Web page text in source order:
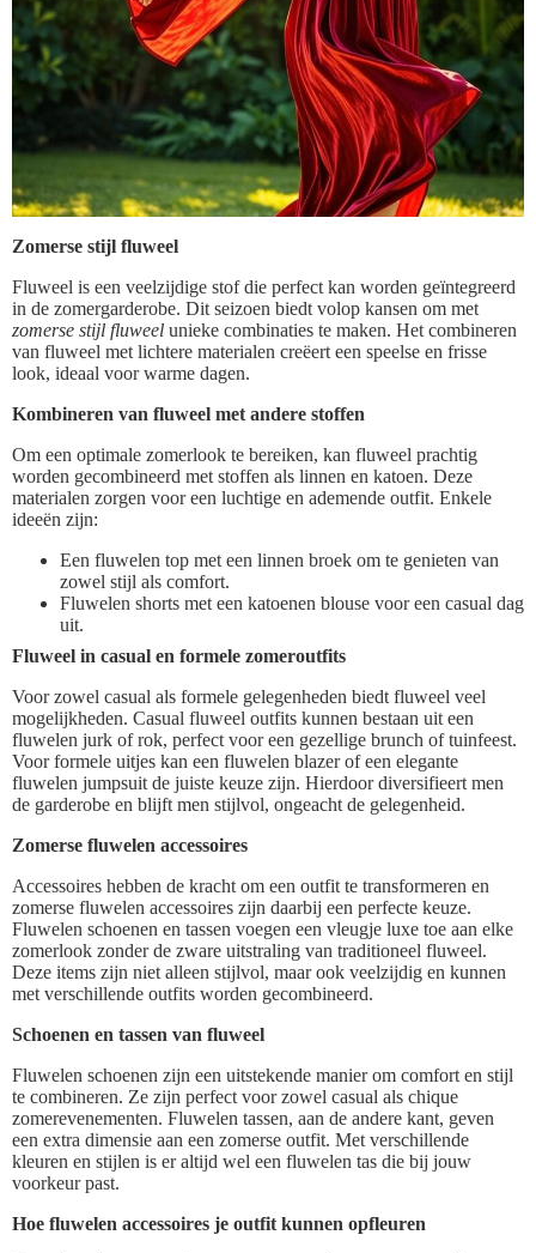
Zomerse stijl fluweel
Fluweel is een veelzijdige stof die perfect kan worden geïntegreerd
in de zomergarderobe. Dit seizoen biedt volop kansen om met
zomerse stijl fluweel unieke combinaties te maken. Het combineren
van fluweel met lichtere materialen creëert een speelse en frisse
look, ideaal voor warme dagen.
Kombineren van fluweel met andere stoffen
Om een optimale zomerlook te bereiken, kan fluweel prachtig
worden gecombineerd met stoffen als linnen en katoen. Deze
materialen zorgen voor een luchtige en ademende outfit. Enkele
ideeën zijn:
Een fluwelen top met een linnen broek om te genieten van
zowel stijl als comfort.
Fluwelen shorts met een katoenen blouse voor een casual dag
uit.
Fluweel in casual en formele zomeroutfits
Voor zowel casual als formele gelegenheden biedt fluweel veel
mogelijkheden. Casual fluweel outfits kunnen bestaan uit een
fluwelen jurk of rok, perfect voor een gezellige brunch of tuinfeest.
Voor formele uitjes kan een fluwelen blazer of een elegante
fluwelen jumpsuit de juiste keuze zijn. Hierdoor diversifieert men
de garderobe en blijft men stijlvol, ongeacht de gelegenheid.
Zomerse fluwelen accessoires
Accessoires hebben de kracht om een outfit te transformeren en
zomerse fluwelen accessoires zijn daarbij een perfecte keuze.
Fluwelen schoenen en tassen voegen een vleugje luxe toe aan elke
zomerlook zonder de zware uitstraling van traditioneel fluweel.
Deze items zijn niet alleen stijlvol, maar ook veelzijdig en kunnen
met verschillende outfits worden gecombineerd.
Schoenen en tassen van fluweel
Fluwelen schoenen zijn een uitstekende manier om comfort en stijl
te combineren. Ze zijn perfect voor zowel casual als chique
zomerevenementen. Fluwelen tassen, aan de andere kant, geven
een extra dimensie aan een zomerse outfit. Met verschillende
kleuren en stijlen is er altijd wel een fluwelen tas die bij jouw
voorkeur past.
Hoe fluwelen accessoires je outfit kunnen opfleuren